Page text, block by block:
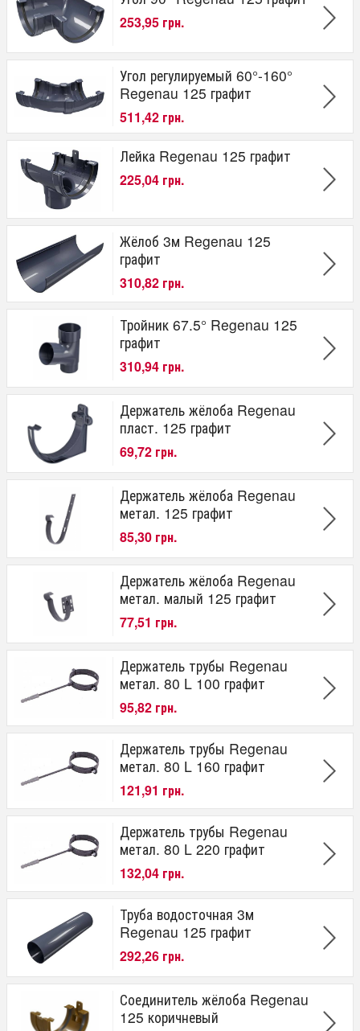
253,95 грн.
Угол регулируемый 60°-160°
Regenau 125 графит
511,42 грн.
Лейка Regenau 125 графит
225,04 грн.
Жёлоб 3м Regenau 125
графит
310,82 грн.
Тройник 67.5° Regenau 125
графит
310,94 грн.
Держатель жёлоба Regenau
пласт. 125 графит
69,72 грн.
Держатель жёлоба Regenau
метал. 125 графит
85,30 грн.
Держатель жёлоба Regenau
метал. малый 125 графит
77,51 грн.
Держатель трубы Regenau
метал. 80 L 100 графит
95,82 грн.
Держатель трубы Regenau
метал. 80 L 160 графит
121,91 грн.
Держатель трубы Regenau
метал. 80 L 220 графит
132,04 грн.
Труба водосточная 3м
Regenau 125 графит
292,26 грн.
Соединитель жёлоба Regenau
125 коричневый